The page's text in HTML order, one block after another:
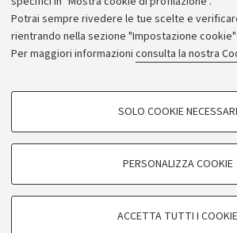
Potrai sempre rivedere le tue scelte e
rientrando nella sezione "Impostazione
Per maggiori informazioni consulta la nostra
COOKIE DI PROFILAZIONE -
COOKIE TECNICI - NECESSARI
SOLO COOKIE NECESSARI
PERSONALIZZA COOKIE
ACCETTA TUTTI I COOKIE
Redazione
Rassegna stampa
© Copyright 2026 - ALMA MATER
Bologna - Via Zamboni, 33 - 40126
CF: 80007010376